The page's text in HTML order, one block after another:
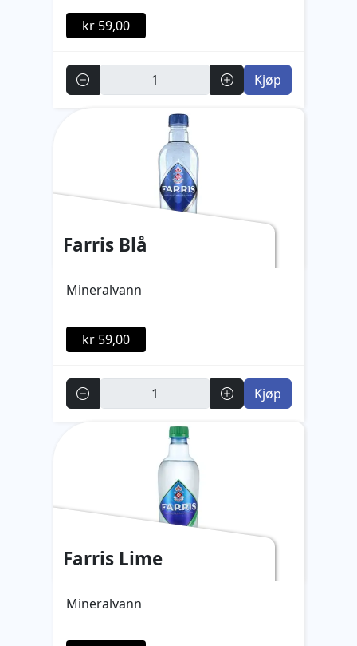
kr 59,00
Antall Kjøp
Farris Blå
Mineralvann
kr 59,00
Antall Kjøp
Farris Lime
Mineralvann